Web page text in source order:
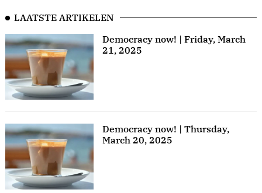
LAATSTE ARTIKELEN
Democracy now! | Friday, March
21, 2025
Democracy now! | Thursday,
March 20, 2025